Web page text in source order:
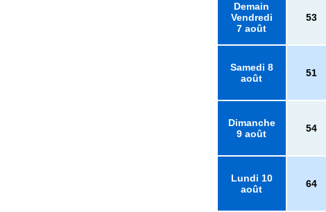
Demain
Vendredi
7 août
53
Samedi 8
août
51
Dimanche
9 août
54
Lundi 10
août
64